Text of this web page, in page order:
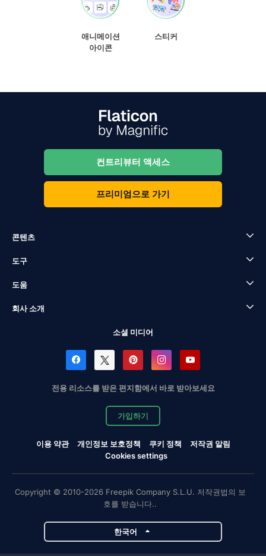
애니메이션
아이콘
스티커
컨트리뷰터 액세스
프리미엄으로 가기
콘텐츠
도구
도움
회사 소개
소셜 미디어
전용 리소스를 받은 편지함에서 바로 받아보세요
가입하기
이용 약관 개인정보 보호정책 쿠키 정책
저작권 알림
Cookies settings
Copyright © 2010-2026 Freepik Company S.L.U. 저작권법의 보
호를 받습니다..
한국어